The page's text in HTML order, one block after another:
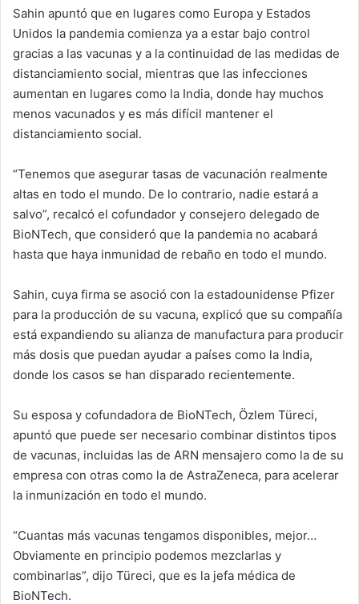
Sahin apuntó que en lugares como Europa y Estados
Unidos la pandemia comienza ya a estar bajo control
gracias a las vacunas y a la continuidad de las medidas de
distanciamiento social, mientras que las infecciones
aumentan en lugares como la India, donde hay muchos
menos vacunados y es más difícil mantener el
distanciamiento social.
“Tenemos que asegurar tasas de vacunación realmente
altas en todo el mundo. De lo contrario, nadie estará a
salvo”, recalcó el cofundador y consejero delegado de
BioNTech, que consideró que la pandemia no acabará
hasta que haya inmunidad de rebaño en todo el mundo.
Sahin, cuya firma se asoció con la estadounidense Pfizer
para la producción de su vacuna, explicó que su compañía
está expandiendo su alianza de manufactura para producir
más dosis que puedan ayudar a países como la India,
donde los casos se han disparado recientemente.
Su esposa y cofundadora de BioNTech, Özlem Türeci,
apuntó que puede ser necesario combinar distintos tipos
de vacunas, incluidas las de ARN mensajero como la de su
empresa con otras como la de AstraZeneca, para acelerar
la inmunización en todo el mundo.
“Cuantas más vacunas tengamos disponibles, mejor…
Obviamente en principio podemos mezclarlas y
combinarlas”, dijo Türeci, que es la jefa médica de
BioNTech.